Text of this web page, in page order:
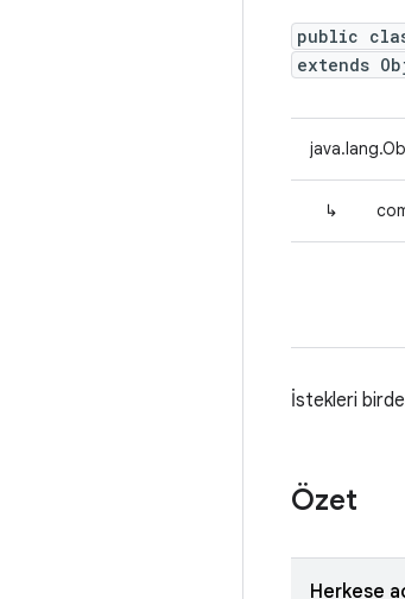
public
extends
↳
İstekleri
Özet
Herkese